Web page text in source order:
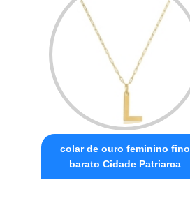
colar de ouro feminino fino
barato Cidade Patriarca